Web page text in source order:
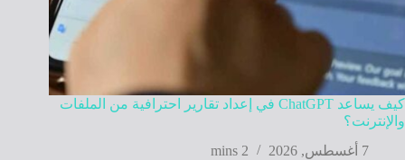
كيف يساعد ChatGPT في إعداد تقارير احترافية من الملفات
والإنترنت؟
7 أغسطس, 2026
2 mins